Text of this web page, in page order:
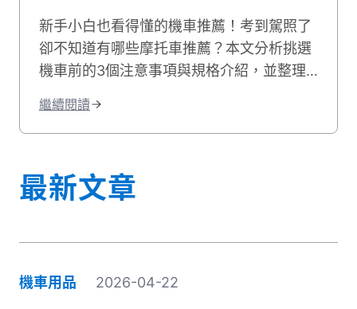
新手小白也看得懂的機車推薦！考到駕照了
卻不知道有哪些摩托車推薦？本文分析挑選
機車前的3個注意事項與規格介紹，並整理
都能騎的摩托車125推薦就找貳輪嶼！
繼續閱讀
最新文章
機車用品 2026-04-22